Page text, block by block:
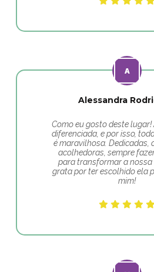
Alessandra
Como eu gosto deste lugar!
diferenciada, e por isso,
é maravilhosa. Dedicadas,
acolhedoras, sempre
para transformar a nossa
grata por ter escolhido ela
mim!